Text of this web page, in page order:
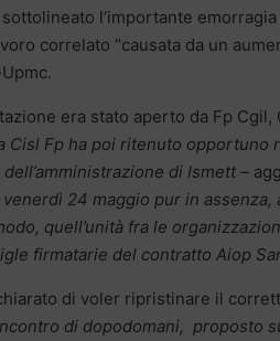
l’importante
correlato “causata da un
era stato aperto da Fp Cgil,
Cisl Fp ha poi ritenuto opportuno
di Ismett –
24 maggio pur in
quell’unità fra le
firmatarie del contratto Aiop
di voler ripristinare il
di dopodomani, proposto